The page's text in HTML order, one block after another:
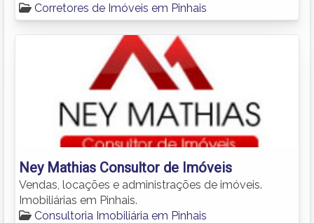
Corretores de Imóveis em Pinhais
Ney Mathias Consultor de Imóveis
Vendas, locações e administrações de imóveis.
Imobiliárias em Pinhais.
Consultoria Imobiliária em Pinhais